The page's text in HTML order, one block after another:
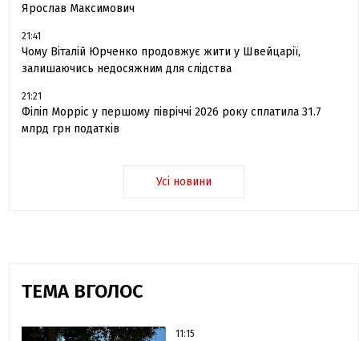
Ярослав Максимович
21:41
Чому Віталій Юрченко продовжує жити у Швейцарії,
залишаючись недосяжним для слідства
21:21
Філіп Морріс у першому півріччі 2026 року сплатила 31.7
млрд грн податків
Усі новини
ТЕМА ВГОЛОС
11:15